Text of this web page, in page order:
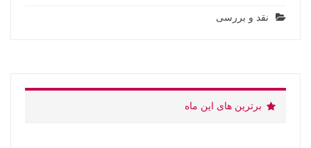
نقد و بررسی
برترین های این ماه